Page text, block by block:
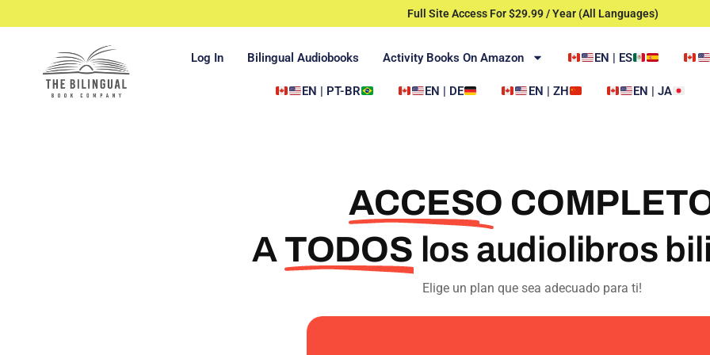
Full Site Access For $29.99 / Year (All Languages)
Log In Bilingual Audiobooks Activity Books On Amazon EN | ES
EN | PT-BR EN | DE EN | ZH EN | JA
ACCESO
A TODOS los audiolibros
Elige un plan que sea adecuado para ti!